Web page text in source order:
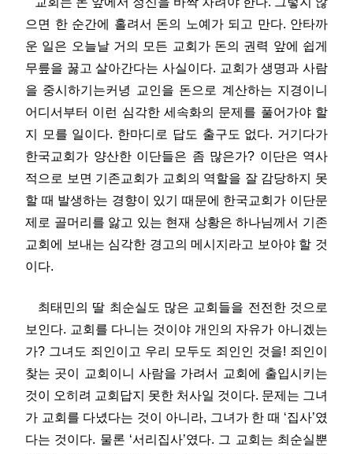
으면 한 순간에 홀려서 돈의 노예가 되고 만다. 안타까
운 일은 오늘날 거의 모든 교회가 돈의 권력 앞에 쉽게
무릎을 꿇고 살아간다는 사실이다. 교회가 생명과 사람
을 중시하기는커녕 교인을 돈으로 계산하는 지경이니
어디서부터 이런 심각한 세속화의 문제를 풀어가야 할
지 모를 일이다. 한마디로 답도 출구도 없다. 거기다가
한국교회가 양산한 이단들은 좀 많은가? 이단은 역사
적으로 보면 기존교회가 교회의 역할을 잘 감당하지 못
할 때 발생하는 경향이 있기 때문에 한국교회가 이단문
제로 골머리를 앓고 있는 현재 상황은 하나님께서 기존
교회에 보내는 심각한 경고의 메시지라고 보아야 할 것
이다.
최태민의 딸 최순실도 많은 교회들을 전전한 것으로
보인다. 교회를 다니는 것이야 개인의 자유가 아니겠는
가? 그녀도 죄인이고 우리 모두도 죄인인 것을! 죄인이
찾는 곳이 교회이니 사람을 가려서 교회에 출입시키는
것이 오히려 교회답지 못한 처사일 것이다. 문제는 그녀
가 교회를 다녔다는 것이 아니라, 그녀가 한 때 ‘집사’였
다는 것이다. 물론 ‘서리집사’였다. 그 교회는 최순실뿐